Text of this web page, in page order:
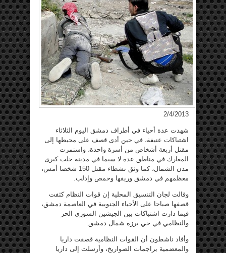
2/4/2013
شهدت عدة أحياء في أطراف دمشق اليوم الثلاثاء
اشتباكات عنيفة، في حين أدى قصف على محيطها إلى
مقتل أربعة أشخاص من أسرة واحدة، واستمرت
المعارك في مناطق عدة لا سيما في مدينة حلب كبرى
مدن الشمال، كما وثق نشطاء مقتل 150 شخصا أمس،
معظمهم في دمشق وريفها وحمص وإدلب.
وقالت لجان التنسيق المحلية إن قوات النظام كثفت
قصفها صباحا على الأحياء الجنوبية في العاصمة دمشق،
فيما دارت اشتباكات بين الجيشين السوري الحر
والنظامي في حي برزة شمال دمشق.
وأفاد ناشطون أن القوات النظامية قصفت داريا
والمعضمية براجمات الصواريخ، وأرسلت إلى داريا